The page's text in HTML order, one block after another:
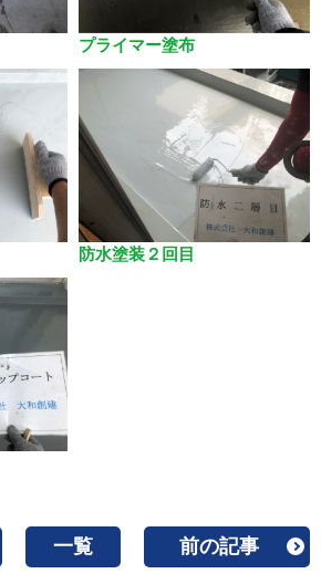
プライマー塗布
防水塗装２回目
一覧 前の記事